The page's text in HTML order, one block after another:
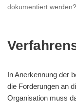
dokumentiert werden?
In Anerkennung der
die Forderungen an
Organisation muss